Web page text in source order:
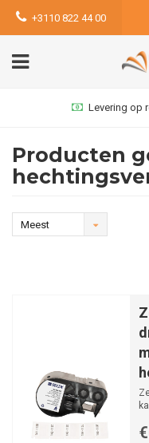
+3110 822 44 00
Levering op
Producten
Meest